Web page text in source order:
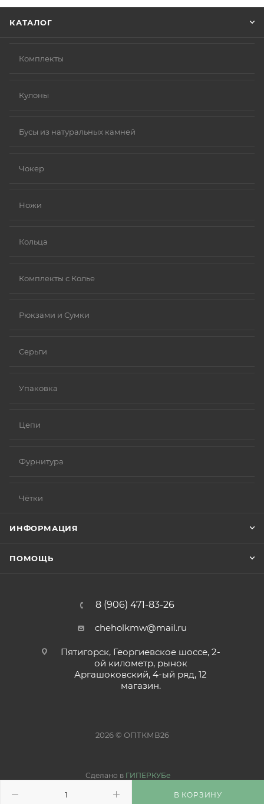
В КОРЗИНУ
КАТАЛОГ
Комплекты
Кулоны
Бусы из натуральных камней
Чокер
Ножи
Кольца
Комплекты с Колье
Рюкзами и Сумки
Серьги
Упаковка
Цепи
Фурнитура
Чётки
ИНФОРМАЦИЯ
ПОМОЩЬ
8 (906) 471-83-26
cheholkmw@mail.ru
Пятигорск, Георгиевское шоссе, 2-
ой километр, рынок
Аргашоковский, 4-ый ряд, 12
магазин.
2026 © ОПТКМВ26
Сделано в ГИПЕРКУБе